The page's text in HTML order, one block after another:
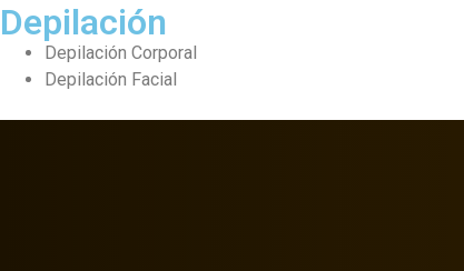
Depilación
Depilación Corporal
Depilación Facial